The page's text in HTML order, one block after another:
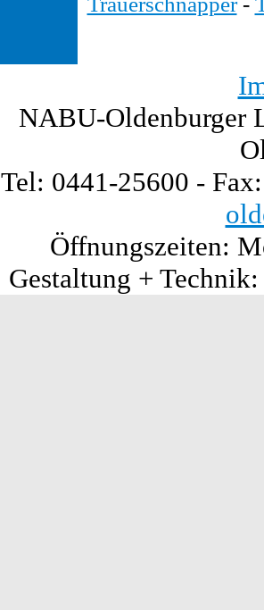
NABU-Oldenburger
Tel: 0441-25600 -
Öffnungszeiten:
Gestaltung +